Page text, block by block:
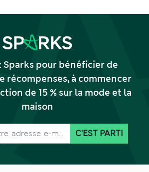
Sparks pour bénéficier de
récompenses, à commencer
de 15 % sur la mode et la
maison
C'EST PARTI